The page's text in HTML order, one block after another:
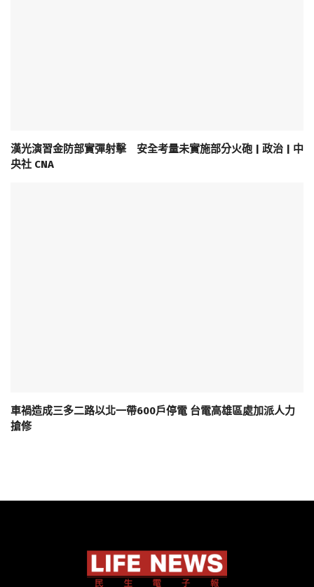
漢光演習金防部實彈射擊 安全考量未實施部分火砲 | 政治 | 中
央社 CNA
車禍造成三多二路以北一帶600戶停電 台電高雄區處加派人力
搶修